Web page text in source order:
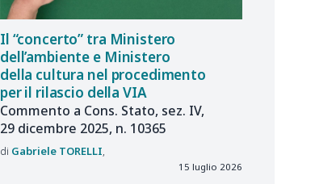
Il “concerto” tra Ministero
dell’ambiente e Ministero
della cultura nel procedimento
per il rilascio della VIA
Commento a Cons. Stato, sez. IV,
29 dicembre 2025, n. 10365
Gabriele TORELLI
15 luglio 2026